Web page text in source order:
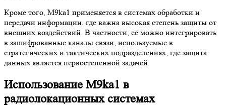
Кроме того, M9ka1 применяется в системах обработки и
передачи информации, где важна высокая степень защиты от
внешних воздействий. В частности, её можно интегрировать
в зашифрованные каналы связи, используемые в
стратегических и тактических подразделениях, где защита
данных является первостепенной задачей.
Использование M9ka1 в
радиолокационных системах